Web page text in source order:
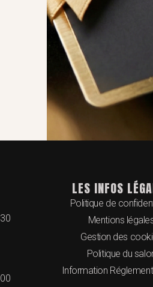
LES INFOS
Politique de
Mentions
Gestion des
Politique du
Information